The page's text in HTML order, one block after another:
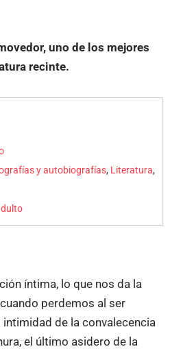
uno de los mejores
recinte.
y autobiografías, Literatura,
íntima, lo que nos da la
perdemos al ser
intimidad de la convalecencia
el último asidero de la